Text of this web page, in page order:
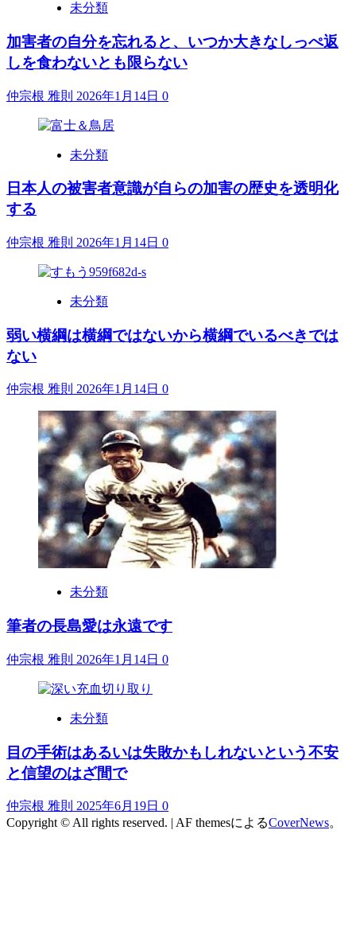
未分類
加害者の自分を忘れると、いつか大きなしっぺ返
しを食わないとも限らない
仲宗根 雅則 2026年1月14日 0
未分類
日本人の被害者意識が自らの加害の歴史を透明化
する
仲宗根 雅則 2026年1月14日 0
未分類
弱い横綱は横綱ではないから横綱でいるべきでは
ない
仲宗根 雅則 2026年1月14日 0
未分類
筆者の長島愛は永遠です
仲宗根 雅則 2026年1月14日 0
未分類
目の手術はあるいは失敗かもしれないという不安
と信望のはざ間で
仲宗根 雅則 2025年6月19日 0
Copyright © All rights reserved. | AF themesによるCoverNews。